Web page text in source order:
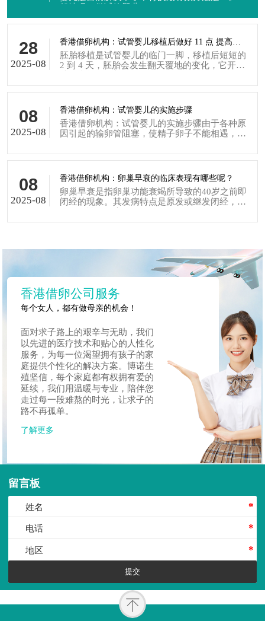
般情况，做试管婴儿...
香港借卵机构：试管婴儿移植后做好 11 点 提高着床率
胚胎移植是试管婴儿的临门一脚，移植后短短的
2 到 4 天，胚胎会发生翻天覆地的变化，它开始
28
2025-08
香港借卵机构：试管婴儿的实施步骤
香港借卵机构：试管婴儿的实施步骤由于各种原
因引起的输卵管阻塞，使精子卵子不能相遇，从
08
2025-08
香港借卵机构：卵巢早衰的临床表现有哪些呢？
卵巢早衰是指卵巢功能衰竭所导致的40岁之前即
闭经的现象。其发病特点是原发或继发闭经，伴
08
2025-08
香港借卵公司服务
每个女人，都有做母亲的机会！
面对求子路上的艰辛与无助，我们
以先进的医疗技术和贴心的人性化
服务，为每一位渴望拥有孩子的家
庭提供个性化的解决方案。博诺生
殖坚信，每个家庭都有权拥有爱的
延续，我们用温暖与专业，陪伴您
走过每一段难熬的时光，让求子的
路不再孤单。
了解更多
留言板
姓名 *
电话 *
地区 *
提交